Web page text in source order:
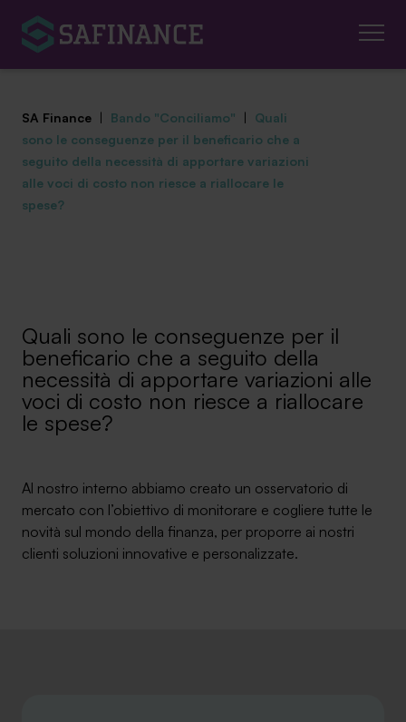
Mediazione Creditizia
News ed eventi
Chi siamo
Ambassador
Lavora con noi
SA Finance | Bando "Conciliamo" | Quali
sono le conseguenze per il beneficario che a
seguito della necessità di apportare variazioni
alle voci di costo non riesce a riallocare le
spese?
Quali sono le conseguenze per il
beneficario che a seguito della
necessità di apportare variazioni alle
voci di costo non riesce a riallocare
le spese?
Al nostro interno abbiamo creato un osservatorio di
mercato con l’obiettivo di monitorare e cogliere tutte le
novità sul mondo della finanza, per proporre ai nostri
clienti soluzioni innovative e personalizzate.